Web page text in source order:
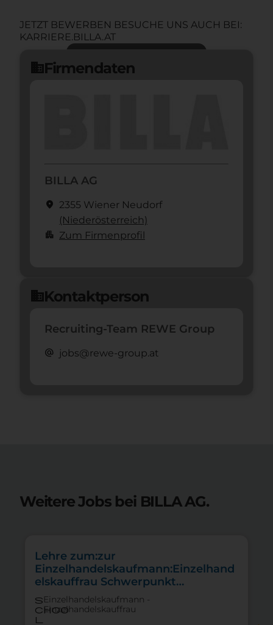
JETZT BEWERBEN BESUCHE UNS AUCH BEI:
KARRIERE.BILLA.AT
domainFirmendaten
BILLA AG
location_on 2355 Wiener Neudorf
(Nieder­österreich)
apartment Zum Firmenprofil
domainKontaktperson
Recruiting-Team REWE Group
alternate_email jobs@rewe-group.at
Weitere Jobs bei BILLA AG.
Lehre zum:zur
Einzelhandelskaufmann:Einzelhand
elskauffrau Schwerpunkt
Feinkostfachverkauf
s
choo
l
Einzelhandelskaufmann -
Einzelhandelskauffrau